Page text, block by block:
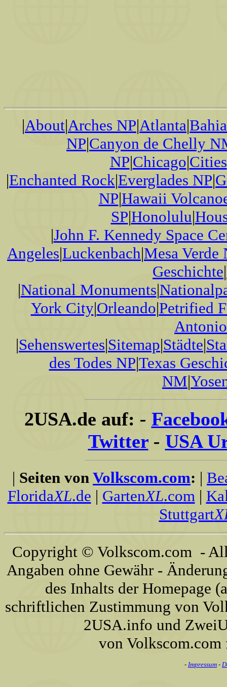
|About|Arches NP|Atlanta|
NP|Canyon de Chelly
NP|Chicago|Cities
|Enchanted Rock|Everglades NP|
NP|Hawaii
SP|Honolulu|
|John F. Kennedy Space
Angeles|Luckenbach|Mesa Verde
Geschichte|
|National Monuments|
York City|Orleando|Petrified
Antonio
|Sehenswertes|Sitemap|Städte|
des Todes NP|Texas
NM|
2USA.de auf: -
Twitter - USA
| Seiten von Volkscom.com: |
FloridaXL.de | GartenXL.com|
Stuttgart
Copyright © Volkscom.com -
Angaben ohne Gewähr -
des Inhalts der Homepage
schriftlichen Zustimmung von
2USA.info und
von
- Impressum -